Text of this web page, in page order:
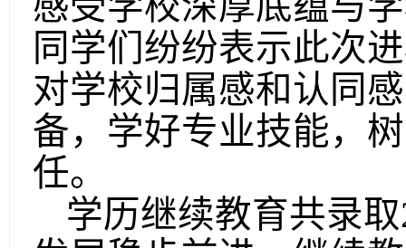
同学们纷纷表示此次
对学校归属感和认同
备，学好专业技能，
任。
学历继续教育共录取